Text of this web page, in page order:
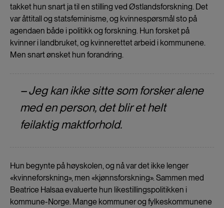
takket hun snart ja til en stilling ved Østlandsforskning. Det
var åttitall og statsfeminisme, og kvinnespørsmål sto på
agendaen både i politikk og forskning. Hun forsket på
kvinner i landbruket, og kvinnerettet arbeid i kommunene.
Men snart ønsket hun forandring.
– Jeg kan ikke sitte som forsker alene
med en person, det blir et helt
feilaktig maktforhold.
Hun begynte på høyskolen, og nå var det ikke lenger
«kvinneforskning», men «kjønnsforskning». Sammen med
Beatrice Halsaa evaluerte hun likestillingspolitikken i
kommune-Norge. Mange kommuner og fylkeskommunene